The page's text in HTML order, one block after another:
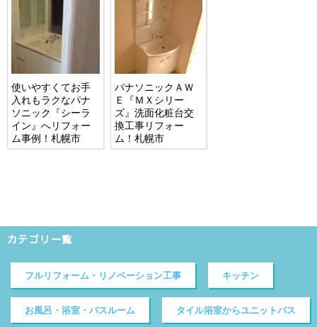
使いやすくてお手
入れもラクなパナ
ソニック『シーラ
イン』へリフォー
ム事例！札幌市
パナソニックＡＷ
Ｅ『ＭＸシリー
ズ』洗面化粧台交
換工事リフォー
ム！札幌市
カテゴリ一覧
フルリフォーム・リノベーション工事 キッチン
お風呂・浴室・バスルーム タイル浴室からユニットバス